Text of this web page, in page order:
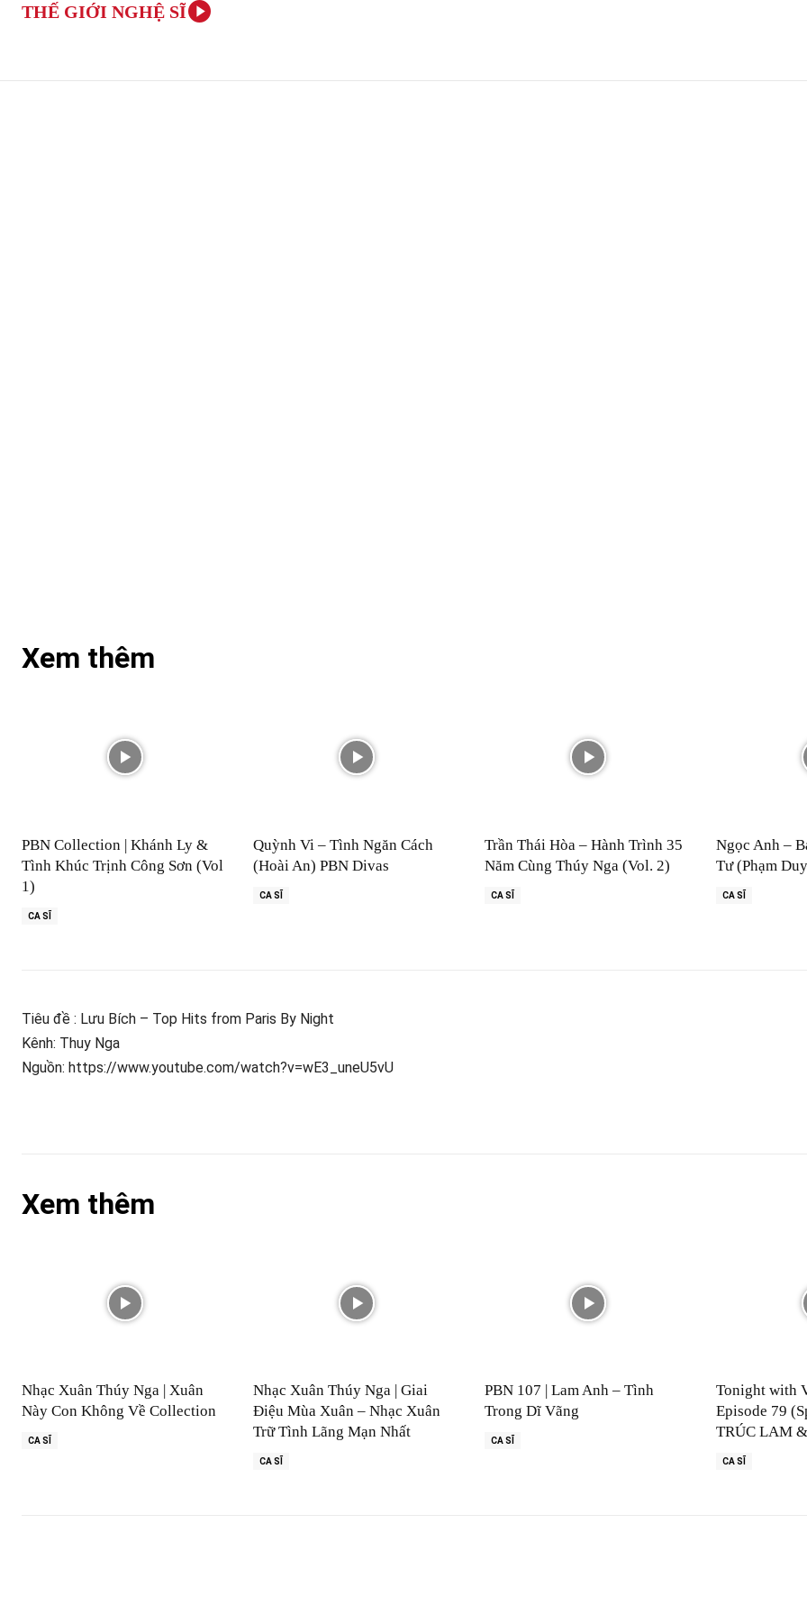
THẾ GIỚI NGHỆ SĨ
Xem thêm
PBN Collection | Khánh Ly &
Tình Khúc Trịnh Công Sơn (Vol
1)
CA SĨ
Quỳnh Vi – Tình Ngăn Cách
(Hoài An) PBN Divas
CA SĨ
Trần Thái Hòa – Hành Trình 35
Năm Cùng Thúy Nga (Vol. 2)
CA SĨ
Ngọc Anh –
Tư (Phạm
CA SĨ
Tiêu đề : Lưu Bích – Top Hits from Paris By Night
Kênh: Thuy Nga
Nguồn: https://www.youtube.com/watch?v=wE3_uneU5vU
Xem thêm
Nhạc Xuân Thúy Nga | Xuân
Này Con Không Về Collection
CA SĨ
Nhạc Xuân Thúy Nga | Giai
Điệu Mùa Xuân – Nhạc Xuân
Trữ Tình Lãng Mạn Nhất
CA SĨ
PBN 107 | Lam Anh – Tình
Trong Dĩ Vãng
CA SĨ
Tonight with
Episode 79
TRÚC LAM
CA SĨ